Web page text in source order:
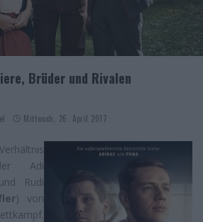
Brüder und Rivalen
Mittwoch, 26. April 2017
Adi
Rudi
) von